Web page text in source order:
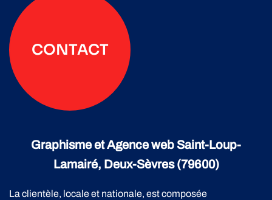
CONTACT
Graphisme et Agence web Saint-Loup-
Lamairé, Deux-Sèvres (79600)
La clientèle, locale et nationale, est composée